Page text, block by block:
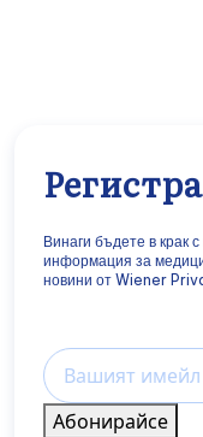
Винаги бъдете в крак
информация за
новини от Wiener
Email
Абонирайсе